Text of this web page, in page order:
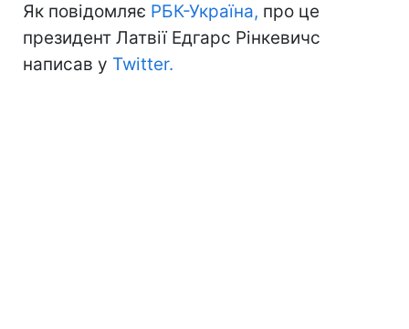
Як повідомляє РБК-Україна, про це
президент Латвії Едгарс Рінкевичс
написав у Twitter.